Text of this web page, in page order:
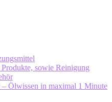
sowie Reinigung
Ölwissen in maximal 1 Minute